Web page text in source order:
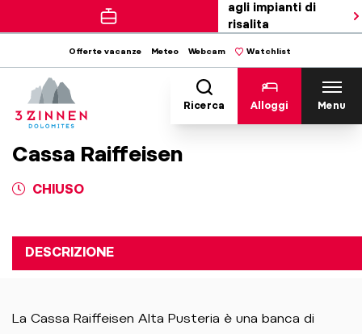
agli impianti di
risalita
Offerte vacanze Meteo Webcam Watchlist
Ricerca Alloggi Menu
Cassa Raiffeisen
CHIUSO
DESCRIZIONE
La Cassa Raiffeisen Alta Pusteria è una banca di